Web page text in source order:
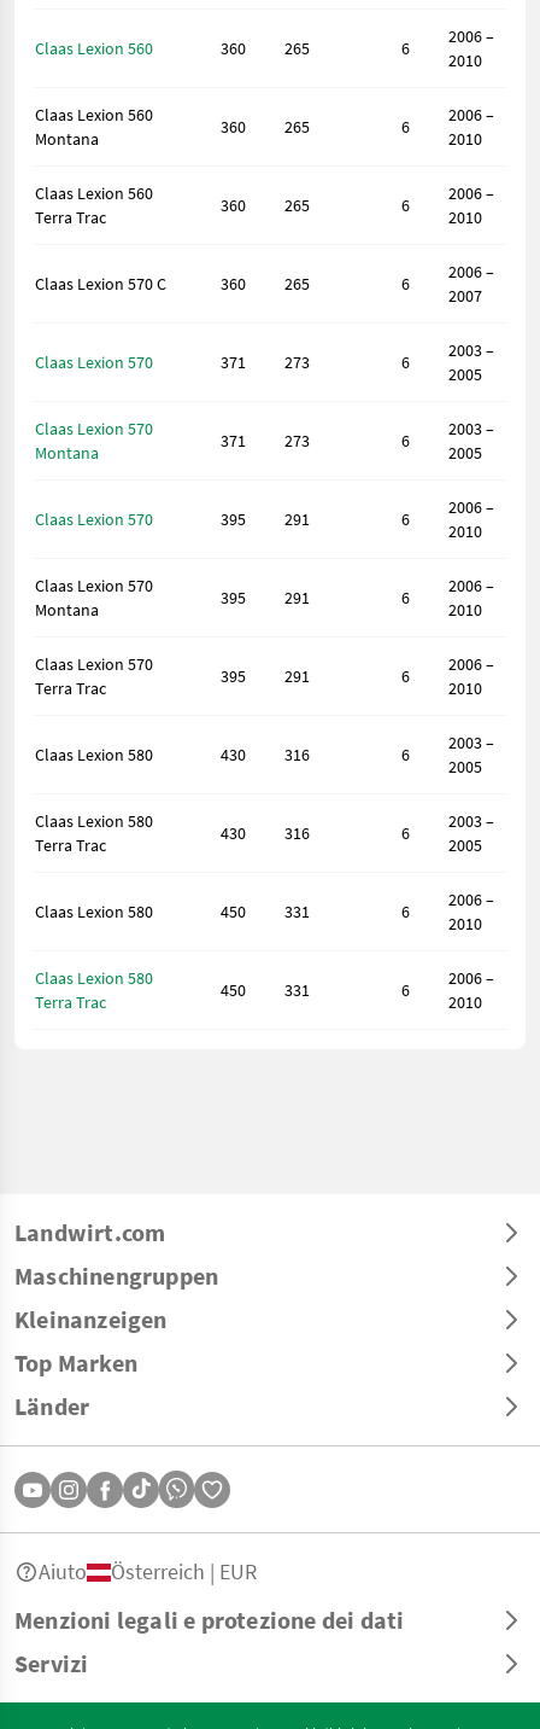
Claas Lexion 560 360 265 6
2006 –
2010
Claas Lexion 560
Montana
360 265 6
2006 –
2010
Claas Lexion 560
Terra Trac
360 265 6
2006 –
2010
Claas Lexion 570 C 360 265 6
2006 –
2007
Claas Lexion 570 371 273 6
2003 –
2005
Claas Lexion 570
Montana
371 273 6
2003 –
2005
Claas Lexion 570 395 291 6
2006 –
2010
Claas Lexion 570
Montana
395 291 6
2006 –
2010
Claas Lexion 570
Terra Trac
395 291 6
2006 –
2010
Claas Lexion 580 430 316 6
2003 –
2005
Claas Lexion 580
Terra Trac
430 316 6
2003 –
2005
Claas Lexion 580 450 331 6
2006 –
2010
Claas Lexion 580
Terra Trac
450 331 6
2006 –
2010
Landwirt.com
Maschinengruppen
Kleinanzeigen
Top Marken
Länder
Menzioni legali e protezione dei dati
Servizi
Aiuto Österreich | EUR